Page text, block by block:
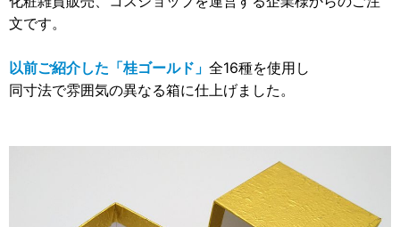
文です。
以前ご紹介した「桂ゴールド」 全16種を使用し
同寸法で雰囲気の異なる箱に仕上げました。
食品・食材用
記録メディア用（USBほか）
車・モビリティ用
2012年
2010年